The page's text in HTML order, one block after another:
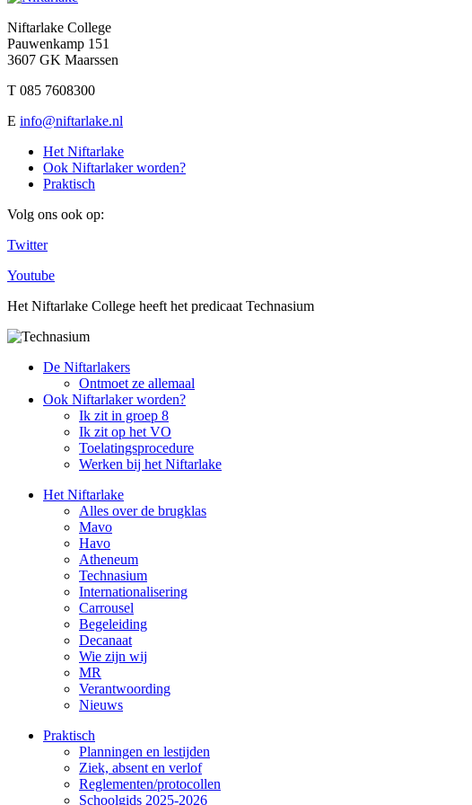
Niftarlake College
Pauwenkamp 151
3607 GK Maarssen
T 085 7608300
E info@niftarlake.nl
Het Niftarlake
Ook Niftarlaker worden?
Praktisch
Volg ons ook op:
Twitter
Youtube
Het Niftarlake College heeft het predicaat Technasium
De Niftarlakers
Ontmoet ze allemaal
Ook Niftarlaker worden?
Ik zit in groep 8
Ik zit op het VO
Toelatingsprocedure
Werken bij het Niftarlake
Het Niftarlake
Alles over de brugklas
Mavo
Havo
Atheneum
Technasium
Internationalisering
Carrousel
Begeleiding
Decanaat
Wie zijn wij
MR
Verantwoording
Nieuws
Praktisch
Planningen en lestijden
Ziek, absent en verlof
Reglementen/protocollen
Schoolgids 2025-2026